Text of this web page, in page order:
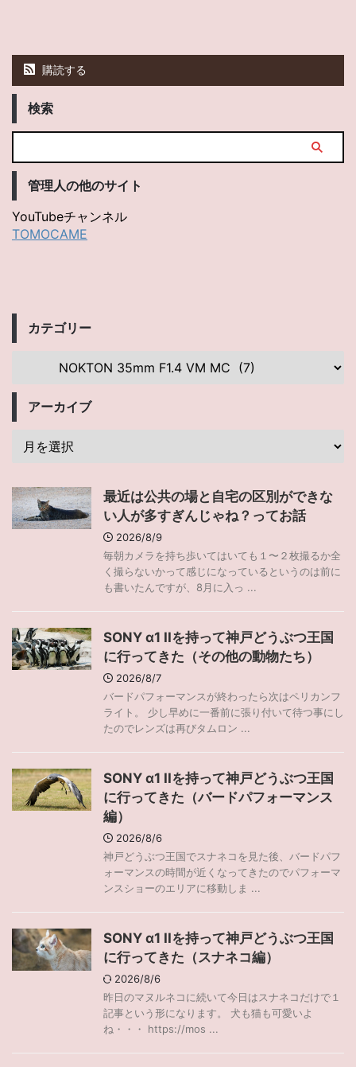
購読する
検索
管理人の他のサイト
YouTubeチャンネル
TOMOCAME
カテゴリー
アーカイブ
最近は公共の場と自宅の区別ができな
い人が多すぎんじゃね？ってお話
2026/8/9
毎朝カメラを持ち歩いてはいても１〜２枚撮るか全
く撮らないかって感じになっているというのは前に
も書いたんですが、8月に入っ ...
SONY α1 IIを持って神戸どうぶつ王国
に行ってきた（その他の動物たち）
2026/8/7
バードパフォーマンスが終わったら次はペリカンフ
ライト。 少し早めに一番前に張り付いて待つ事にし
たのでレンズは再びタムロン ...
SONY α1 IIを持って神戸どうぶつ王国
に行ってきた（バードパフォーマンス
編）
2026/8/6
神戸どうぶつ王国でスナネコを見た後、バードパフ
ォーマンスの時間が近くなってきたのでパフォーマ
ンスショーのエリアに移動しま ...
SONY α1 IIを持って神戸どうぶつ王国
に行ってきた（スナネコ編）
2026/8/6
昨日のマヌルネコに続いて今日はスナネコだけで１
記事という形になります。 犬も猫も可愛いよ
ね・・・ https://mos ...